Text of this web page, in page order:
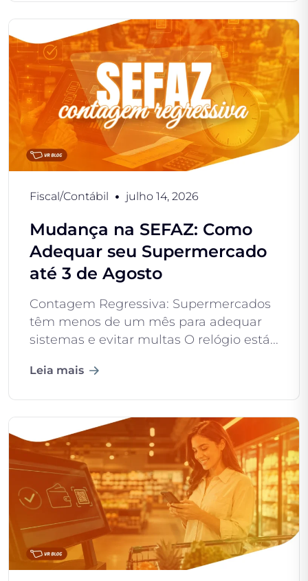
Fiscal/Contábil julho 14, 2026
Mudança na SEFAZ: Como
Adequar seu Supermercado
até 3 de Agosto
Contagem Regressiva: Supermercados
têm menos de um mês para adequar
sistemas e evitar multas O relógio está...
Leia mais